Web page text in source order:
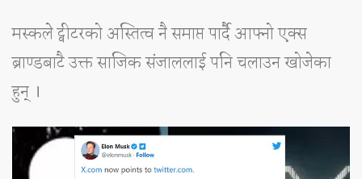
मस्कले ट्वीटरको अस्तित्व नै समाप्त पार्दै आफ्नो एक्स
ब्राण्डबाटै उक्त साजिक संजाललाई पनि चलाउन खोजेका
हुन् ।